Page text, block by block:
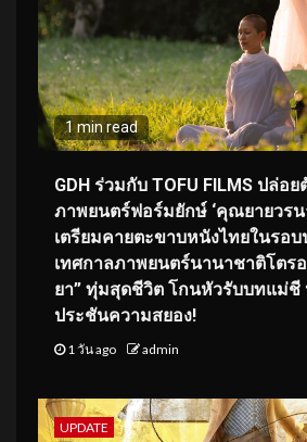
1 min read
GDH ร่วมกับ TOFU FILMS ปล่อ
ภาพยนตร์ฟอร์มยักษ์ ‘คุณยายวรน
เตรียมคายตะขาบหนังไทยในรอ
เทศกาลภาพยนตร์นานาชาติโตร
ยา” ทุ่มสุดชีวิต โกนหัวรับบทแม่
ประชันความสยอง!
1 วัน ago admin
UPDATE